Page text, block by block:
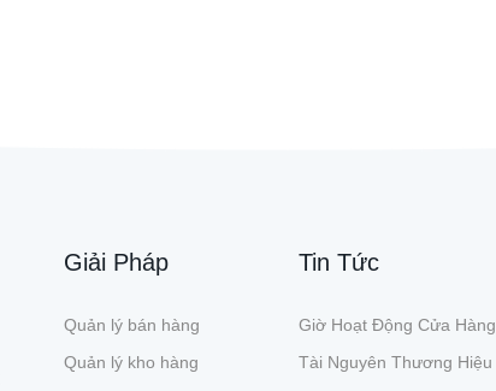
Giải Pháp
Quản lý bán hàng
Quản lý kho hàng
Tin Tức
Giờ Hoạt Động Cửa Hàng
Tài Nguyên Thương Hiệu